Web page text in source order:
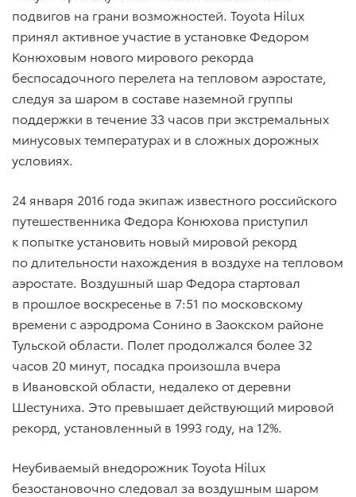
подвигов на грани возможностей. Toyota Hilux
принял активное участие в установке Федором
Конюховым нового мирового рекорда
беспосадочного перелета на тепловом аэростате,
следуя за шаром в составе наземной группы
поддержки в течение 33 часов при экстремальных
минусовых температурах и в сложных дорожных
условиях.
24 января 2016 года экипаж известного российского
путешественника Федора Конюхова приступил
к попытке установить новый мировой рекорд
по длительности нахождения в воздухе на тепловом
аэростате. Воздушный шар Федора стартовал
в прошлое воскресенье в 7:51 по московскому
времени с аэродрома Сонино в Заокском районе
Тульской области. Полет продолжался более 32
часов 20 минут, посадка произошла вчера
в Ивановской области, недалеко от деревни
Шестуниха. Это превышает действующий мировой
рекорд, установленный в 1993 году, на 12%.
Неубиваемый внедорожник Toyota Hilux
безостановочно следовал за воздушным шаром